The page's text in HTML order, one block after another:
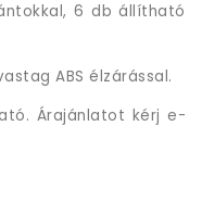
6 db állítható
ABS élzárással.
Árajánlatot kérj e-